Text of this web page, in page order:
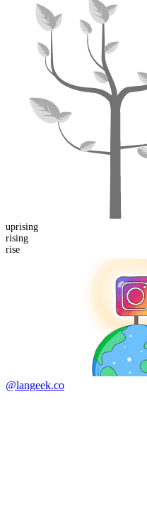
uprising
rising
rise
@langeek.co